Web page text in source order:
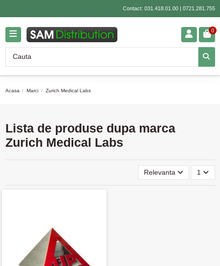
Contact: 031.418.01.00| 0721.281.755
0
Acasa Marci Zurich Medical Labs
Lista de produse dupa marca
Zurich Medical Labs
Relevanta 1